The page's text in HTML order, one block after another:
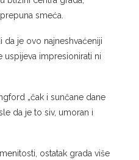
smeća.
je ovo najneshvaćeniji
impresionirati ni
„čak i sunčane dane
da je to siv, umoran i
ostatak grada više